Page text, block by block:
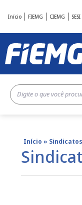
Início FIEMG CIEMG SESI
Início »